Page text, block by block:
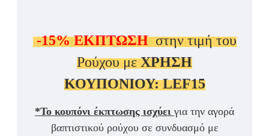
-15%ΕΚΠΤΩΣΗ στην τιμή του
Ρούχου μεΧΡΗΣΗ
ΚΟΥΠΟΝΙΟΥ: LEF15
*Το κουπόνι έκπτωσης ισχύει για την αγορά
βαπτιστικού ρούχου σε συνδυασμό με